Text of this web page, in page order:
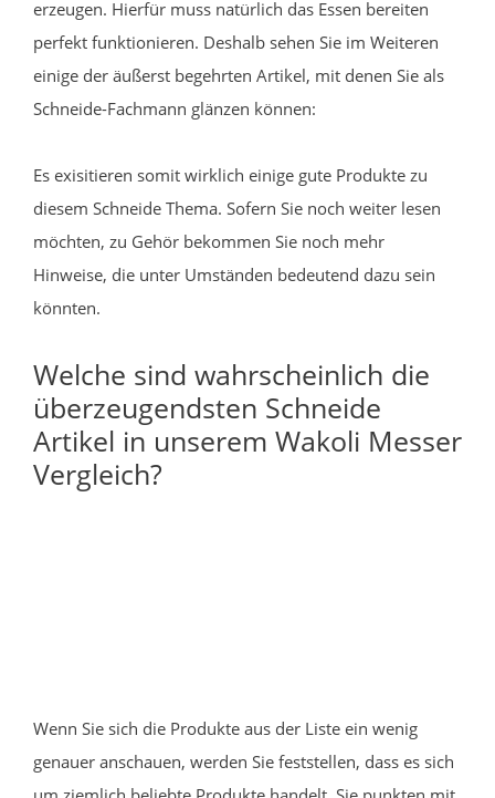
erzeugen. Hierfür muss natürlich das Essen bereiten
perfekt funktionieren. Deshalb sehen Sie im Weiteren
einige der äußerst begehrten Artikel, mit denen Sie als
Schneide-Fachmann glänzen können:
Es exisitieren somit wirklich einige gute Produkte zu
diesem Schneide Thema. Sofern Sie noch weiter lesen
möchten, zu Gehör bekommen Sie noch mehr
Hinweise, die unter Umständen bedeutend dazu sein
könnten.
Welche sind wahrscheinlich die
überzeugendsten Schneide
Artikel in unserem Wakoli Messer
Vergleich?
Wenn Sie sich die Produkte aus der Liste ein wenig
genauer anschauen, werden Sie feststellen, dass es sich